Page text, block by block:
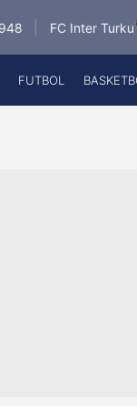
Inter Turku
FUTBOL